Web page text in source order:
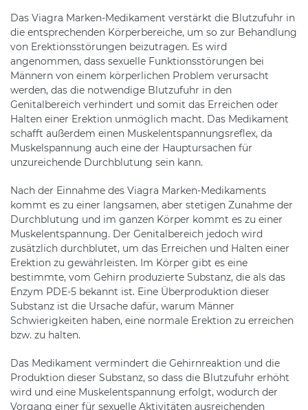
Das Viagra Marken-Medikament verstärkt die Blutzufuhr in
die entsprechenden Körperbereiche, um so zur Behandlung
von Erektionsstörungen beizutragen. Es wird
angenommen, dass sexuelle Funktionsstörungen bei
Männern von einem körperlichen Problem verursacht
werden, das die notwendige Blutzufuhr in den
Genitalbereich verhindert und somit das Erreichen oder
Halten einer Erektion unmöglich macht. Das Medikament
schafft außerdem einen Muskelentspannungsreflex, da
Muskelspannung auch eine der Hauptursachen für
unzureichende Durchblutung sein kann.
Nach der Einnahme des Viagra Marken-Medikaments
kommt es zu einer langsamen, aber stetigen Zunahme der
Durchblutung und im ganzen Körper kommt es zu einer
Muskelentspannung. Der Genitalbereich jedoch wird
zusätzlich durchblutet, um das Erreichen und Halten einer
Erektion zu gewährleisten. Im Körper gibt es eine
bestimmte, vom Gehirn produzierte Substanz, die als das
Enzym PDE-5 bekannt ist. Eine Überproduktion dieser
Substanz ist die Ursache dafür, warum Männer
Schwierigkeiten haben, eine normale Erektion zu erreichen
bzw. zu halten.
Das Medikament vermindert die Gehirnreaktion und die
Produktion dieser Substanz, so dass die Blutzufuhr erhöht
wird und eine Muskelentspannung erfolgt, wodurch der
Vorgang einer für sexuelle Aktivitäten ausreichenden